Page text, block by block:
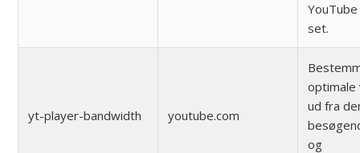
set.
yt-player-bandwidth youtube.com
optimale
ud fra
og